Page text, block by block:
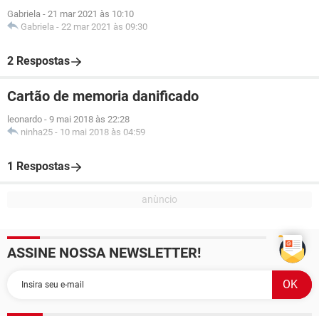
Gabriela - 21 mar 2021 às 10:10
Gabriela - 22 mar 2021 às 09:30
2 Respostas
Cartão de memoria danificado
leonardo - 9 mai 2018 às 22:28
ninha25 - 10 mai 2018 às 04:59
1 Respostas
ASSINE NOSSA NEWSLETTER!